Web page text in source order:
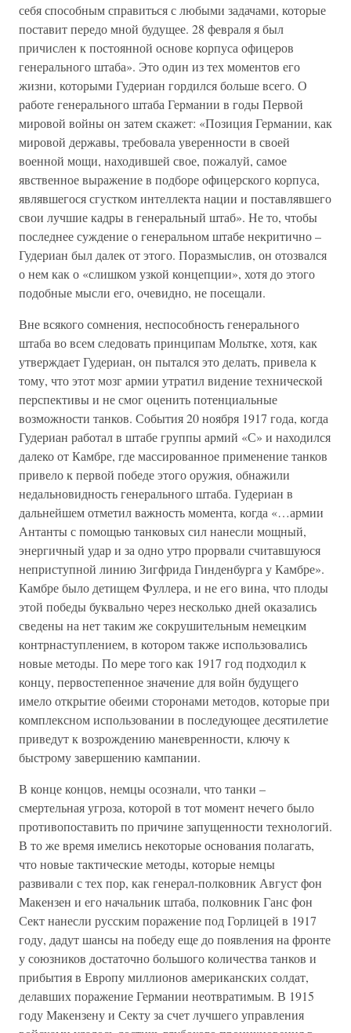
себя способным справиться с любыми задачами, которые
поставит передо мной будущее. 28 февраля я был
причислен к постоянной основе корпуса офицеров
генерального штаба». Это один из тех моментов его
жизни, которыми Гудериан гордился больше всего. О
работе генерального штаба Германии в годы Первой
мировой войны он затем скажет: «Позиция Германии, как
мировой державы, требовала уверенности в своей
военной мощи, находившей свое, пожалуй, самое
явственное выражение в подборе офицерского корпуса,
являвшегося сгустком интеллекта нации и поставлявшего
свои лучшие кадры в генеральный штаб». Не то, чтобы
последнее суждение о генеральном штабе некритично –
Гудериан был далек от этого. Поразмыслив, он отозвался
о нем как о «слишком узкой концепции», хотя до этого
подобные мысли его, очевидно, не посещали.
Вне всякого сомнения, неспособность генерального
штаба во всем следовать принципам Мольтке, хотя, как
утверждает Гудериан, он пытался это делать, привела к
тому, что этот мозг армии утратил видение технической
перспективы и не смог оценить потенциальные
возможности танков. События 20 ноября 1917 года, когда
Гудериан работал в штабе группы армий «С» и находился
далеко от Камбре, где массированное применение танков
привело к первой победе этого оружия, обнажили
недальновидность генерального штаба. Гудериан в
дальнейшем отметил важность момента, когда «…армии
Антанты с помощью танковых сил нанесли мощный,
энергичный удар и за одно утро прорвали считавшуюся
неприступной линию Зигфрида Гинденбурга у Камбре».
Камбре было детищем Фуллера, и не его вина, что плоды
этой победы буквально через несколько дней оказались
сведены на нет таким же сокрушительным немецким
контрнаступлением, в котором также использовались
новые методы. По мере того как 1917 год подходил к
концу, первостепенное значение для войн будущего
имело открытие обеими сторонами методов, которые при
комплексном использовании в последующее десятилетие
приведут к возрождению маневренности, ключу к
быстрому завершению кампании.
В конце концов, немцы осознали, что танки –
смертельная угроза, которой в тот момент нечего было
противопоставить по причине запущенности технологий.
В то же время имелись некоторые основания полагать,
что новые тактические методы, которые немцы
развивали с тех пор, как генерал-полковник Август фон
Макензен и его начальник штаба, полковник Ганс фон
Сект нанесли русским поражение под Горлицей в 1917
году, дадут шансы на победу еще до появления на фронте
у союзников достаточно большого количества танков и
прибытия в Европу миллионов американских солдат,
делавших поражение Германии неотвратимым. В 1915
году Макензену и Секту за счет лучшего управления